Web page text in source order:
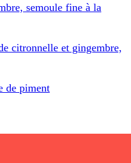
semoule fine à la
citronnelle et gingembre,
de piment